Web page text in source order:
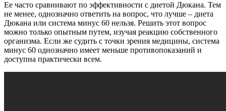
Ее часто сравнивают по эффективности с диетой Дюкана. Тем
не менее, однозначно ответить на вопрос, что лучше – диета
Дюкана или система минус 60 нельзя. Решить этот вопрос
можно только опытным путем, изучая реакцию собственного
организма. Если же судить с точки зрения медицины, система
минус 60 однозначно имеет меньше противопоказаний и
доступна практически всем.